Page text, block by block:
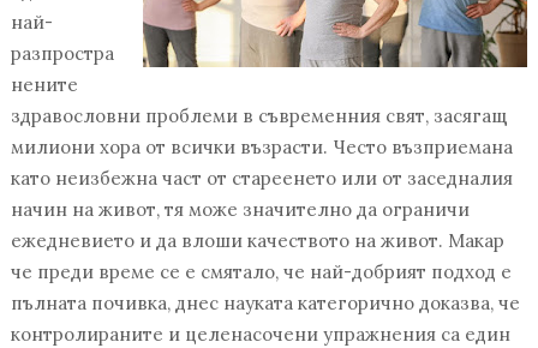
най-
разпростра
нените
здравословни проблеми в съвременния свят, засягащ
милиони хора от всички възрасти. Често възприемана
като неизбежна част от стареенето или от заседналия
начин на живот, тя може значително да ограничи
ежедневието и да влоши качеството на живот. Макар
че преди време се е смятало, че най-добрият подход е
пълната почивка, днес науката категорично доказва, че
контролираните и целенасочени упражнения са един